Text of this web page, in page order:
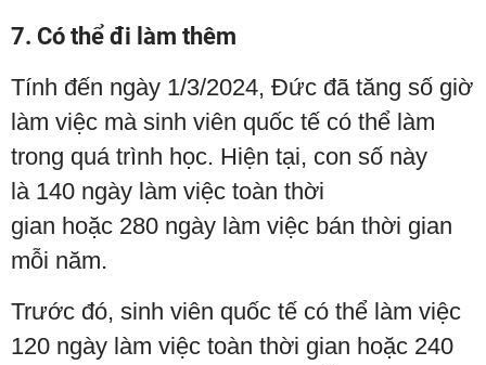
7. Có thể đi làm thêm
Tính đến ngày 1/3/2024, Đức đã tăng số giờ
làm việc mà sinh viên quốc tế có thể làm
trong quá trình học. Hiện tại, con số này
là 140 ngày làm việc toàn thời
gian hoặc 280 ngày làm việc bán thời gian
mỗi năm.
Trước đó, sinh viên quốc tế có thể làm việc
120 ngày làm việc toàn thời gian hoặc 240